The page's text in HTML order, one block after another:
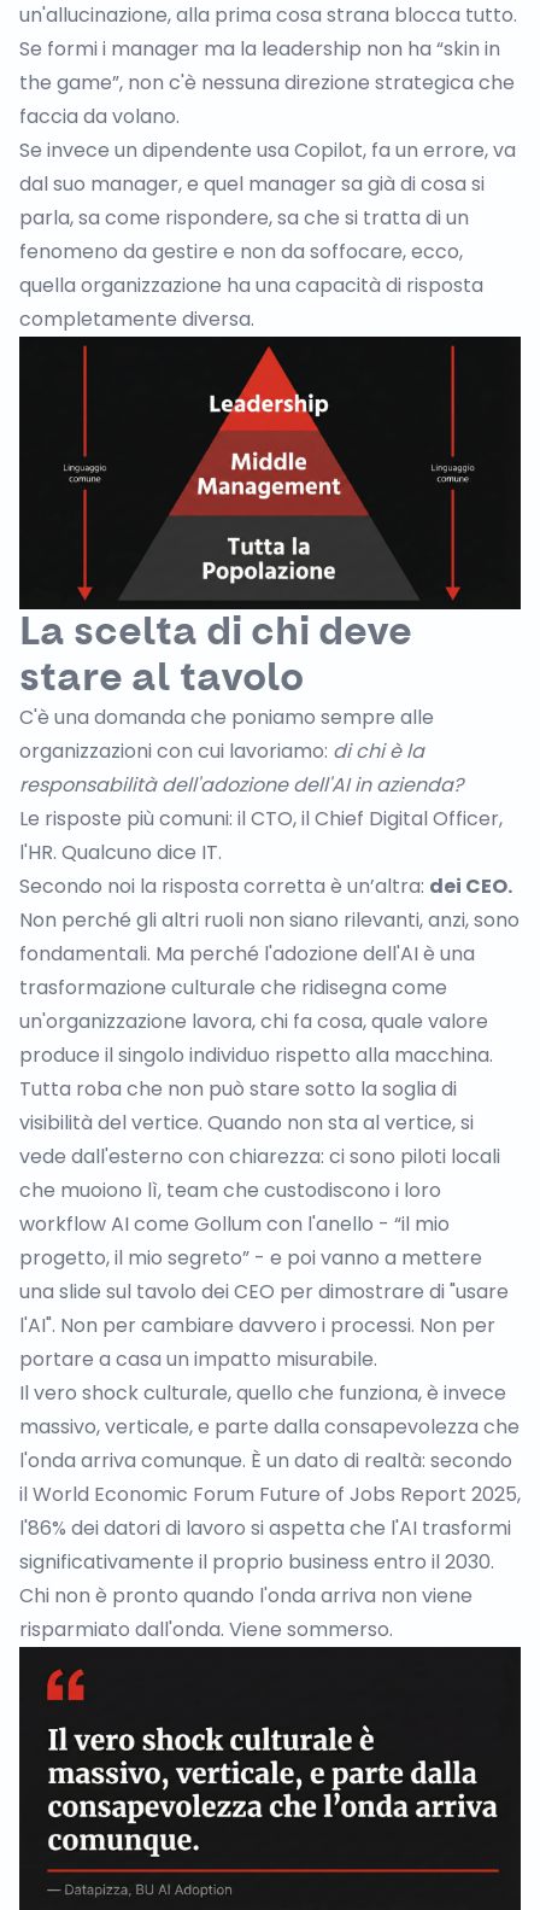
un'allucinazione, alla prima cosa strana blocca tutto.
Se formi i manager ma la leadership non ha “skin in
the game”, non c'è nessuna direzione strategica che
faccia da volano.
Se invece un dipendente usa Copilot, fa un errore, va
dal suo manager, e quel manager sa già di cosa si
parla, sa come rispondere, sa che si tratta di un
fenomeno da gestire e non da soffocare, ecco,
quella organizzazione ha una capacità di risposta
completamente diversa.
La scelta di chi deve
stare al tavolo
C'è una domanda che poniamo sempre alle
organizzazioni con cui lavoriamo: di chi è la
responsabilità dell'adozione dell'AI in azienda?
Le risposte più comuni: il CTO, il Chief Digital Officer,
l'HR. Qualcuno dice IT.
Secondo noi la risposta corretta è un’altra: dei CEO.
Non perché gli altri ruoli non siano rilevanti, anzi, sono
fondamentali. Ma perché l'adozione dell'AI è una
trasformazione culturale che ridisegna come
un'organizzazione lavora, chi fa cosa, quale valore
produce il singolo individuo rispetto alla macchina.
Tutta roba che non può stare sotto la soglia di
visibilità del vertice. Quando non sta al vertice, si
vede dall'esterno con chiarezza: ci sono piloti locali
che muoiono lì, team che custodiscono i loro
workflow AI come Gollum con l'anello - “il mio
progetto, il mio segreto” - e poi vanno a mettere
una slide sul tavolo dei CEO per dimostrare di "usare
l'AI". Non per cambiare davvero i processi. Non per
portare a casa un impatto misurabile.
Il vero shock culturale, quello che funziona, è invece
massivo, verticale, e parte dalla consapevolezza che
l'onda arriva comunque. È un dato di realtà: secondo
il World Economic Forum Future of Jobs Report 2025,
l'86% dei datori di lavoro si aspetta che l'AI trasformi
significativamente il proprio business entro il 2030.
Chi non è pronto quando l'onda arriva non viene
risparmiato dall'onda. Viene sommerso.